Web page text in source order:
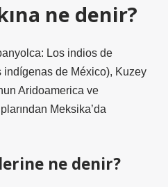
ne denir?
Los indios de
indígenas de México), Kuzey
Aridoamerica ve
Meksika’da
ne denir?